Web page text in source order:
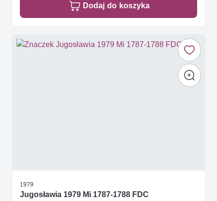
Dodaj do koszyka
1979
Jugosławia 1979 Mi 1787-1788 FDC